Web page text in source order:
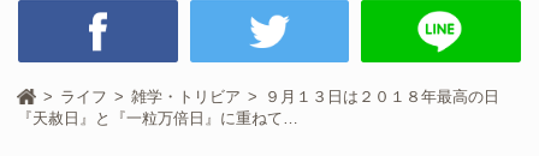
ライフ 雑学・トリビア
９月１３日は２０１８年最高の日
『天赦日』と『一粒万倍日』に重ねて…